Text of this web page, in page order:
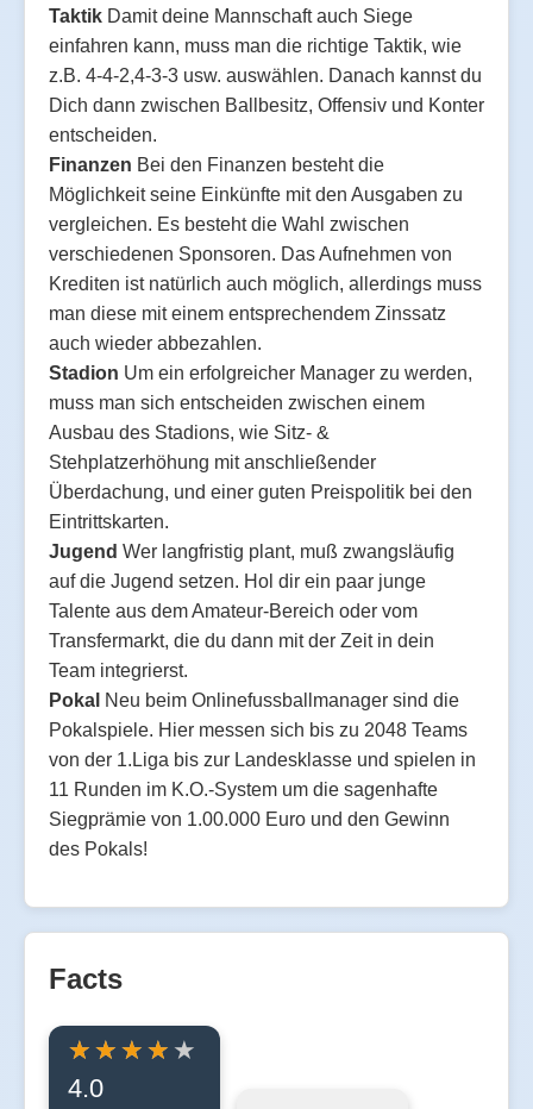
Taktik Damit deine Mannschaft auch Siege
einfahren kann, muss man die richtige Taktik, wie
z.B. 4-4-2,4-3-3 usw. auswählen. Danach kannst du
Dich dann zwischen Ballbesitz, Offensiv und Konter
entscheiden.
Finanzen Bei den Finanzen besteht die
Möglichkeit seine Einkünfte mit den Ausgaben zu
vergleichen. Es besteht die Wahl zwischen
verschiedenen Sponsoren. Das Aufnehmen von
Krediten ist natürlich auch möglich, allerdings muss
man diese mit einem entsprechendem Zinssatz
auch wieder abbezahlen.
Stadion Um ein erfolgreicher Manager zu werden,
muss man sich entscheiden zwischen einem
Ausbau des Stadions, wie Sitz- &
Stehplatzerhöhung mit anschließender
Überdachung, und einer guten Preispolitik bei den
Eintrittskarten.
Jugend Wer langfristig plant, muß zwangsläufig
auf die Jugend setzen. Hol dir ein paar junge
Talente aus dem Amateur-Bereich oder vom
Transfermarkt, die du dann mit der Zeit in dein
Team integrierst.
Pokal Neu beim Onlinefussballmanager sind die
Pokalspiele. Hier messen sich bis zu 2048 Teams
von der 1.Liga bis zur Landesklasse und spielen in
11 Runden im K.O.-System um die sagenhafte
Siegprämie von 1.00.000 Euro und den Gewinn
des Pokals!
Facts
4.0